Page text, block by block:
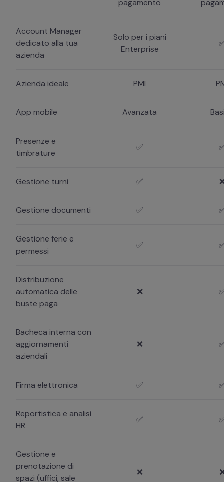
pagamento
Account Manager
dedicato alla tua
azienda
Solo per i piani
Enterprise
Azienda ideale PMI
App mobile Avanzata
Presenze e
timbrature
✅
Gestione turni ✅
Gestione documenti ✅
Gestione ferie e
permessi
✅
Distribuzione
automatica delle
buste paga
❌
Bacheca interna con
aggiornamenti
aziendali
❌
Firma elettronica ✅
Reportistica e analisi
HR
✅
Gestione e
prenotazione di
spazi (uffici, sale
❌